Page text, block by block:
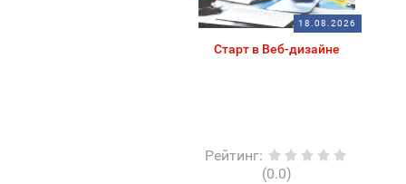
18.08.2026
Старт в Веб-дизайне
Рейтинг:
(0.0)